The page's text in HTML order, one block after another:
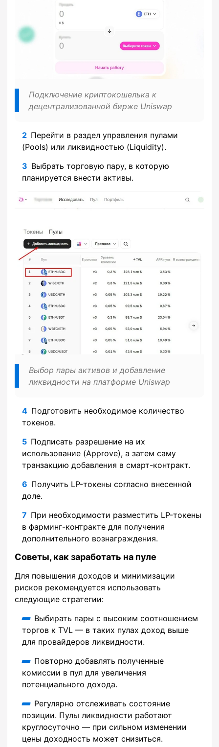
Подключение криптокошелька к
децентрализованной бирже Uniswap
Перейти в раздел управления пулами
(Pools) или ликвидностью (Liquidity).
Выбрать торговую пару, в которую
планируется внести активы.
Выбор пары активов и добавление
ликвидности на платформе Uniswap
Подготовить необходимое количество
токенов.
Подписать разрешение на их
использование (Approve), а затем саму
транзакцию добавления в смарт-контракт.
Получить LP-токены согласно внесенной
доле.
При необходимости разместить LP-токены
в фарминг-контракте для получения
дополнительного вознаграждения.
Советы, как заработать на пуле
Для повышения доходов и минимизации
рисков рекомендуется использовать
следующие стратегии:
Выбирать пары с высоким соотношением
торгов к TVL — в таких пулах доход выше
для провайдеров ликвидности.
Повторно добавлять полученные
комиссии в пул для увеличения
потенциального дохода.
Регулярно отслеживать состояние
позиции. Пулы ликвидности работают
круглосуточно — при сильном изменении
цены доходность может снизиться.